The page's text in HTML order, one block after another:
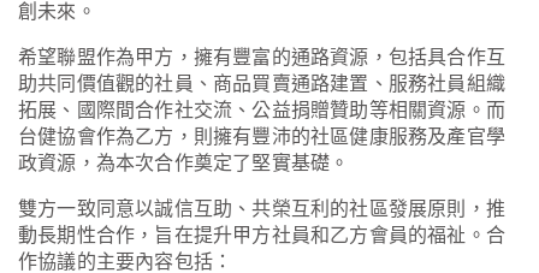
創未來。
希望聯盟作為甲方，擁有豐富的通路資源，包括具合作互
助共同價值觀的社員、商品買賣通路建置、服務社員組織
拓展、國際間合作社交流、公益捐贈贊助等相關資源。而
台健協會作為乙方，則擁有豐沛的社區健康服務及產官學
政資源，為本次合作奠定了堅實基礎。
雙方一致同意以誠信互助、共榮互利的社區發展原則，推
動長期性合作，旨在提升甲方社員和乙方會員的福祉。合
作協議的主要內容包括：